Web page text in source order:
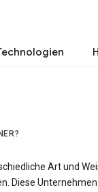
Art und
Diese